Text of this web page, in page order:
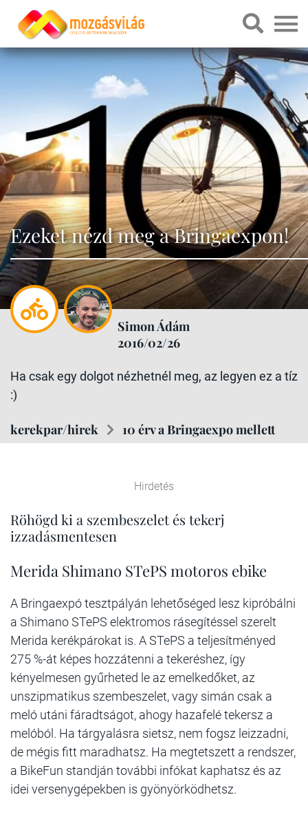
Ezeket nézd meg a Bringaexpon!
Simon Ádám
2016/02/26
Ha csak egy dolgot nézhetnél meg, az legyen ez a tíz
:)
kerekpar/hirek 10 érv a Bringaexpo mellett
Hirdetés
Röhögd ki a szembeszelet és tekerj
izzadásmentesen
Merida Shimano STePS motoros ebike
A Bringaexpó tesztpályán lehetőséged lesz kipróbálni
a Shimano STePS elektromos rásegítéssel szerelt
Merida kerékpárokat is. A STePS a teljesítményed
275 %-át képes hozzátenni a tekeréshez, így
kényelmesen gyűrheted le az emelkedőket, az
unszipmatikus szembeszelet, vagy simán csak a
meló utáni fáradtságot, ahogy hazafelé tekersz a
melóból. Ha tárgyalásra sietsz, nem fogsz leizzadni,
de mégis fitt maradhatsz. Ha megtetszett a rendszer,
a BikeFun standján további infókat kaphatsz és az
idei versenygépekben is gyönyörködhetsz.